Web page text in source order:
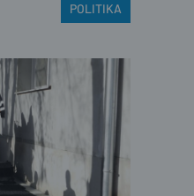
POLITIKA